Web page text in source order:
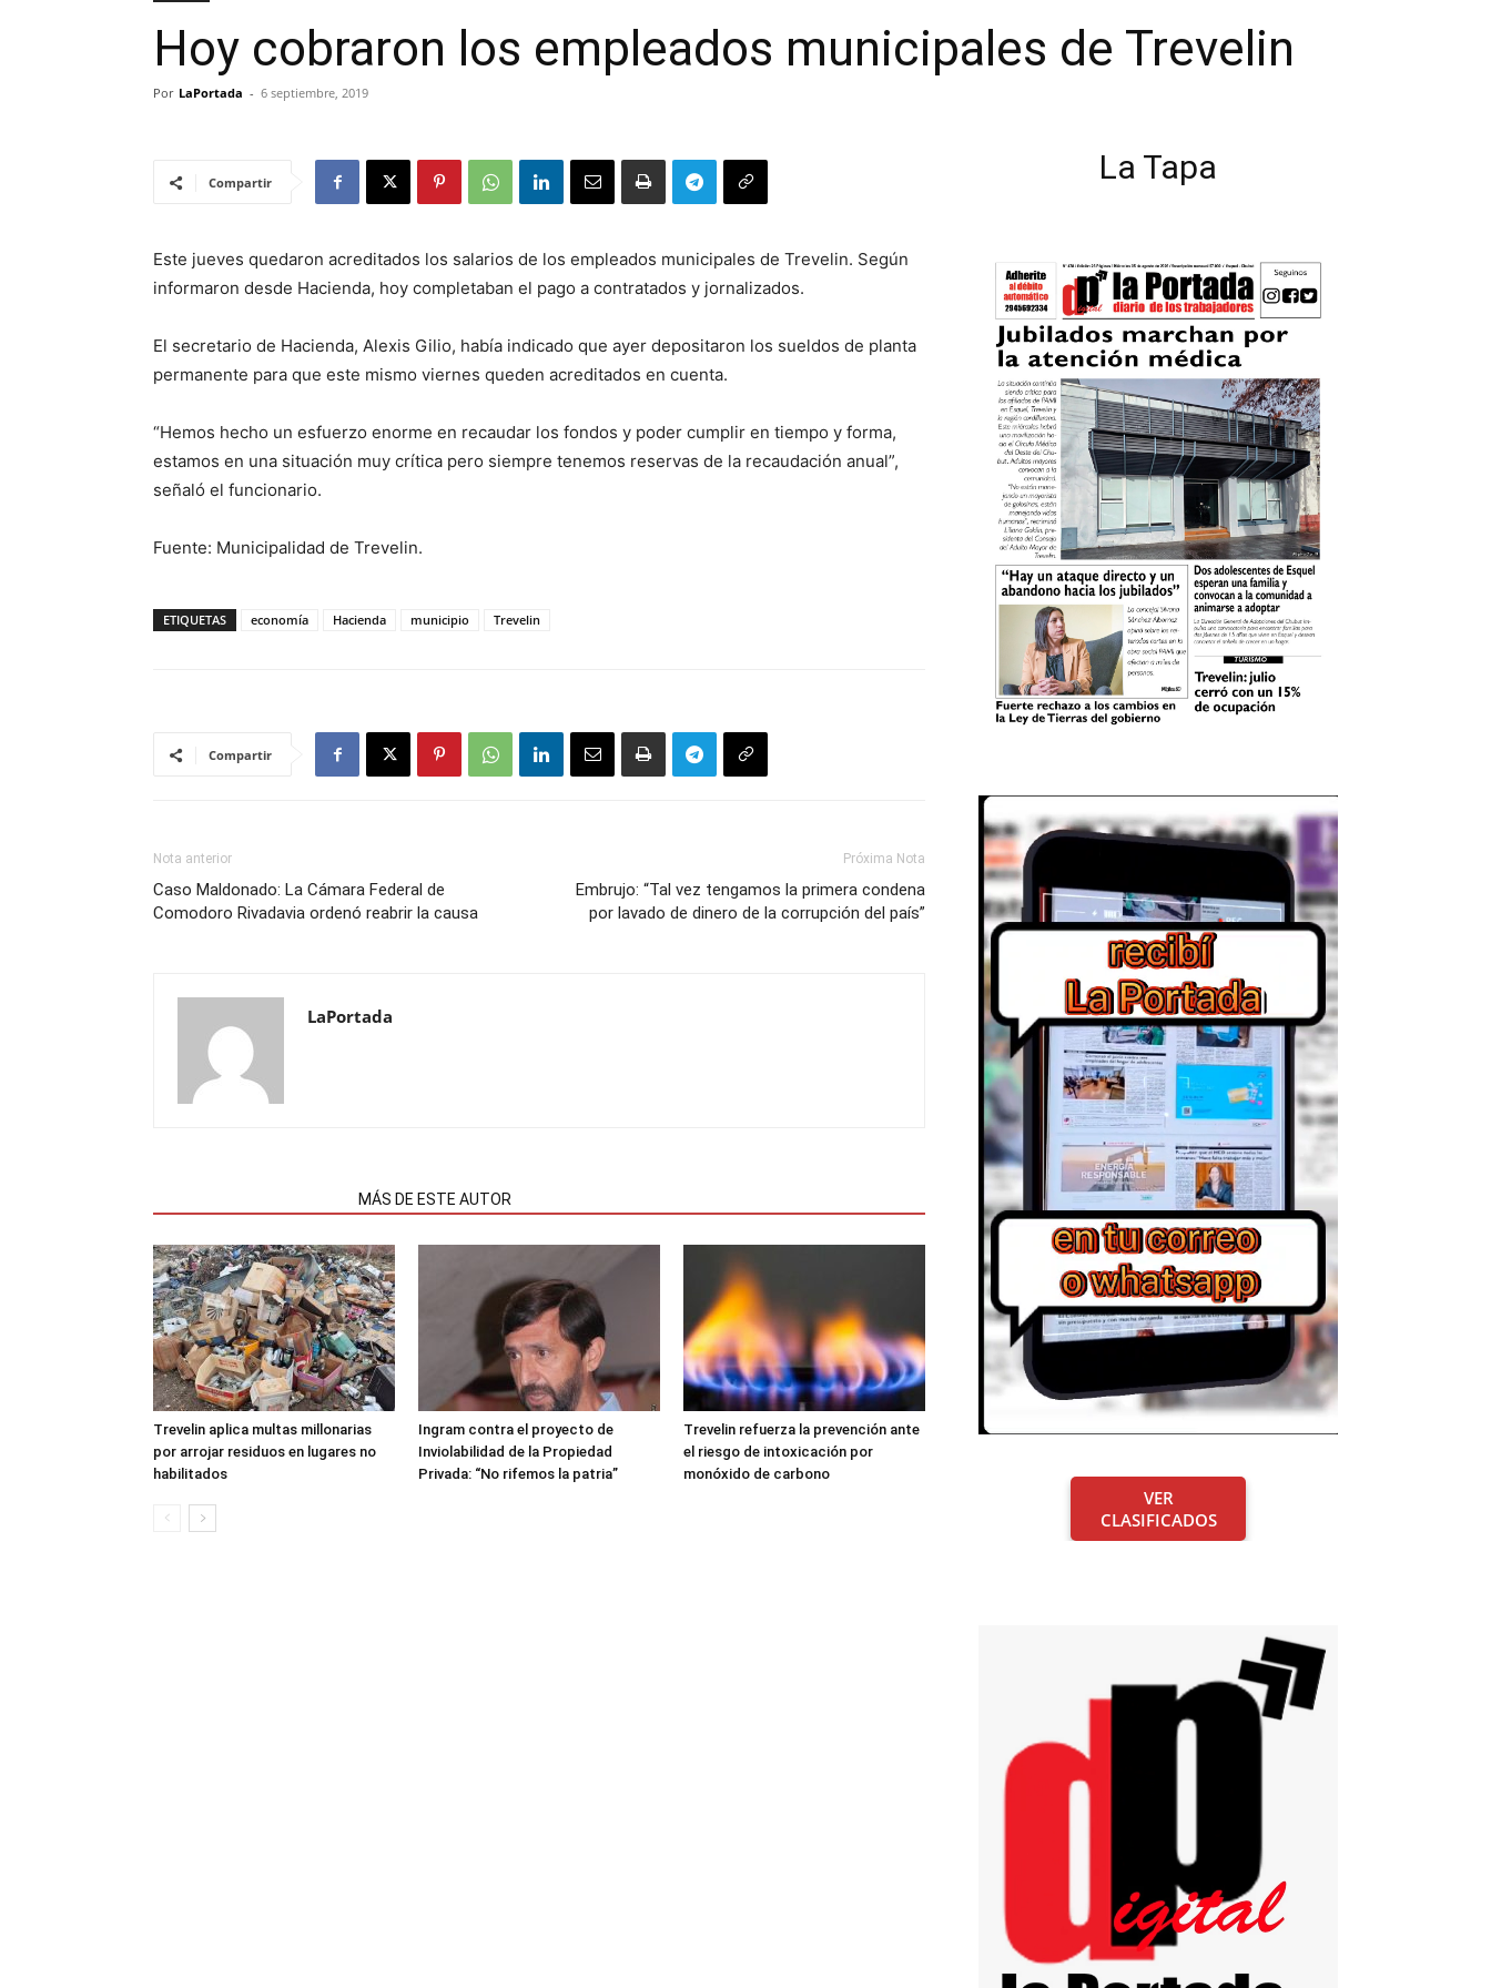
Hoy cobraron los empleados municipales de Trevelin
Por LaPortada - 6 septiembre, 2019
Compartir
Este jueves quedaron acreditados los salarios de los empleados municipales de Trevelin. Según
informaron desde Hacienda, hoy completaban el pago a contratados y jornalizados.
El secretario de Hacienda, Alexis Gilio, había indicado que ayer depositaron los sueldos de planta
permanente para que este mismo viernes queden acreditados en cuenta.
“Hemos hecho un esfuerzo enorme en recaudar los fondos y poder cumplir en tiempo y forma,
estamos en una situación muy crítica pero siempre tenemos reservas de la recaudación anual”,
señaló el funcionario.
Fuente: Municipalidad de Trevelin.
ETIQUETAS economía Hacienda municipio Trevelin
Compartir
Nota anterior
Caso Maldonado: La Cámara Federal de
Comodoro Rivadavia ordenó reabrir la causa
Próxima Nota
Embrujo: “Tal vez tengamos la primera condena
por lavado de dinero de la corrupción del país”
LaPortada
MÁS DE ESTE AUTOR
Trevelin aplica multas millonarias
por arrojar residuos en lugares no
habilitados
Ingram contra el proyecto de
Inviolabilidad de la Propiedad
Privada: “No rifemos la patria”
Trevelin refuerza la prevención ante
el riesgo de intoxicación por
monóxido de carbono
La Tapa
VER
CLASIFICADOS